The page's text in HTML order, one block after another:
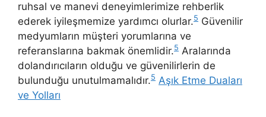
ruhsal ve manevi deneyimlerimize rehberlik
ederek iyileşmemize yardımcı olurlar.5 Güvenilir
medyumların müşteri yorumlarına ve
referanslarına bakmak önemlidir.5 Aralarında
dolandırıcıların olduğu ve güvenilirlerin de
bulunduğu unutulmamalıdır.5 Aşık Etme Duaları
ve Yolları